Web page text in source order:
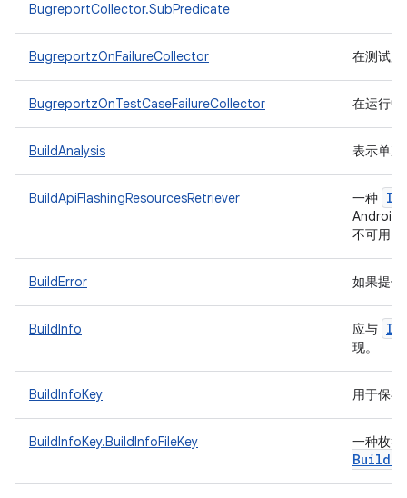
BugreportCollector.SubPredicate
BugreportzOnFailureCollector 在测试
BugreportzOnTestCaseFailureCollector 在运行
BuildAnalysis 表示单
BuildApiFlashingResourcesRetriever 一种
Android
不可用
BuildError 如果提
BuildInfo 应与
现。
BuildInfoKey 用于保
BuildInfoKey.BuildInfoFileKey 一种枚
Build